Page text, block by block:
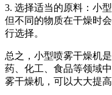
3. 选择适当的原料：小
但不同的物质在干燥时
行选择。
总之，小型喷雾干燥机
药、化工、食品等领域
雾干燥机，可以大大提